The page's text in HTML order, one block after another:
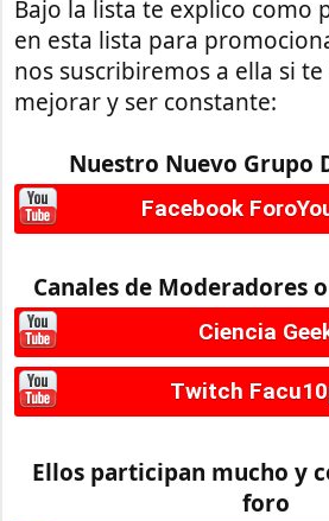
Bajo la lista te explico como
en esta lista para
nos suscribiremos a ella si
mejorar y ser constante:
Nuestro Nuevo Grupo
Facebook
Canales de Moderadores
Ciencia
Twitch
Ellos participan mucho y
foro